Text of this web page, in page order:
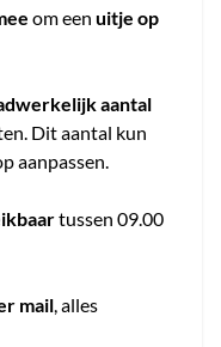
om een uitje op
aantal
Dit aantal kun
aanpassen.
tussen 09.00
mail, alles